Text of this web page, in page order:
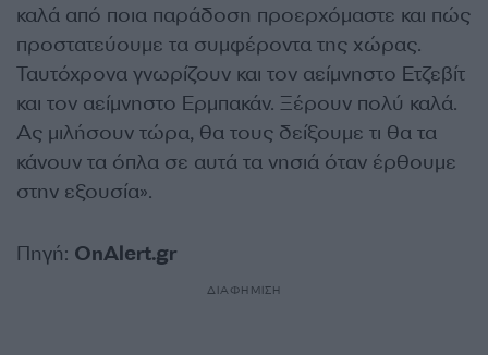
καλά από ποια παράδοση προερχόμαστε και πώς
προστατεύουμε τα συμφέροντα της χώρας.
Ταυτόχρονα γνωρίζουν και τον αείμνηστο Ετζεβίτ
και τον αείμνηστο Ερμπακάν. Ξέρουν πολύ καλά.
Ας μιλήσουν τώρα, θα τους δείξουμε τι θα τα
κάνουν τα όπλα σε αυτά τα νησιά όταν έρθουμε
στην εξουσία».
Πηγή: OnAlert.gr
ΔΙΑΦΗΜΙΣΗ